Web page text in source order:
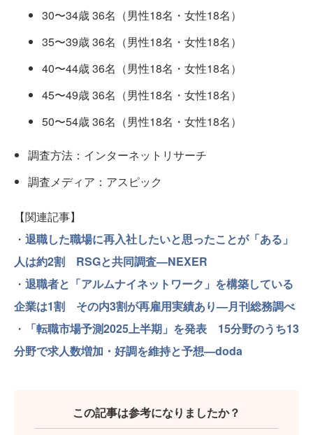
30〜34歳 36名（男性18名・女性18名）
35〜39歳 36名（男性18名・女性18名）
40〜44歳 36名（男性18名・女性18名）
45〜49歳 36名（男性18名・女性18名）
50〜54歳 36名（男性18名・女性18名）
調査方法：インターネットリサーチ
調査メディア：アスピック
【関連記事】
・ 退職した職場に再入社したいと思ったことが「ある」
人は約2割 RSGと共同調査—NEXER
・ 退職者と「アルムナイネットワーク」を構築している
企業は1割 その内3割が再雇用実績あり—月刊総務調べ
・
「転職市場予測2025上半期」を発表 15分野のうち13
分野で求人数増加・好調を維持と予想—doda
この記事は参考になりましたか？